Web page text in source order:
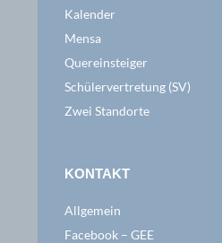
Kalender
Mensa
Quereinsteiger
Schülervertretung (SV)
Zwei Standorte
KONTAKT
Allgemein
Facebook – GEE